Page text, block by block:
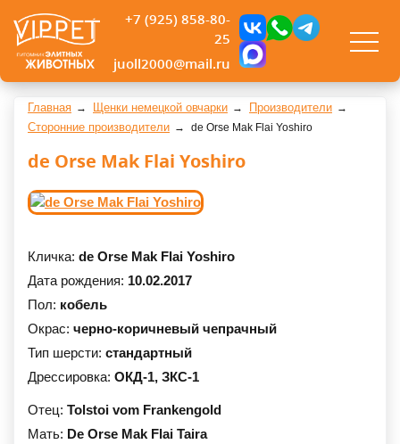
+7 (925) 858-80-
25
juoll2000@mail.ru
Главная Щенки немецкой овчарки
Производители
Сторонние производители
de Orse Mak Flai Yoshiro
de Orse Mak Flai Yoshiro
Кличка: de Orse Mak Flai Yoshiro
Дата рождения: 10.02.2017
Пол: кобель
Окрас: черно-коричневый чепрачный
Тип шерсти: стандартный
Дрессировка: ОКД-1, ЗКС-1
Отец: Tolstoi vom Frankengold
Мать: De Orse Mak Flai Taira